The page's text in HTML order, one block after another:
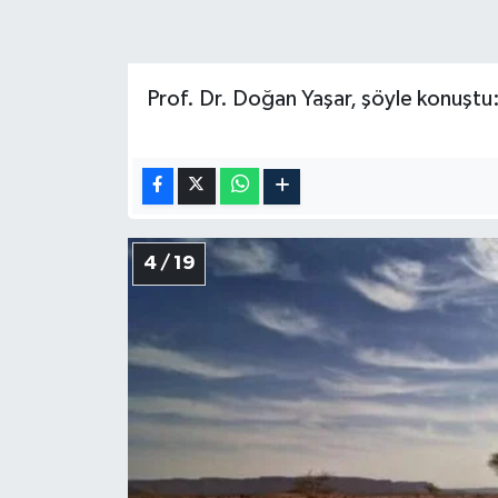
Prof. Dr. Doğan Yaşar, şöyle
4 / 19